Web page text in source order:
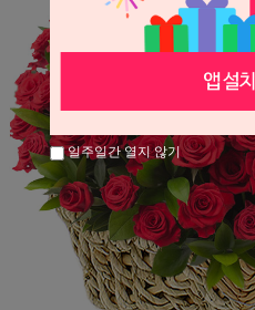
일주일간 열지 않기